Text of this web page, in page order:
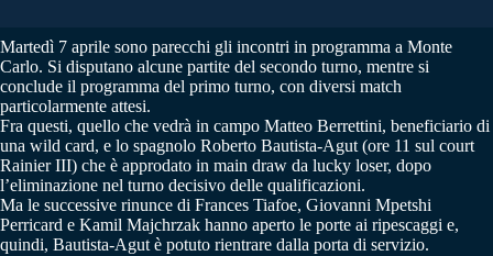
Martedì 7 aprile sono parecchi gli incontri in programma a Monte
Carlo. Si disputano alcune partite del secondo turno, mentre si
conclude il programma del primo turno, con diversi match
particolarmente attesi.
Fra questi, quello che vedrà in campo Matteo Berrettini, beneficiario di
una wild card, e lo spagnolo Roberto Bautista-Agut (ore 11 sul court
Rainier III) che è approdato in main draw da lucky loser, dopo
l’eliminazione nel turno decisivo delle qualificazioni.
Ma le successive rinunce di Frances Tiafoe, Giovanni Mpetshi
Perricard e Kamil Majchrzak hanno aperto le porte ai ripescaggi e,
quindi, Bautista-Agut è potuto rientrare dalla porta di servizio.